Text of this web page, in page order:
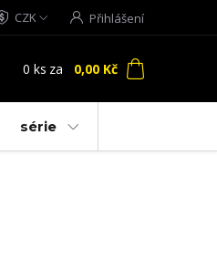
CZK Přihlášení
0 ks za 0,00 Kč
série